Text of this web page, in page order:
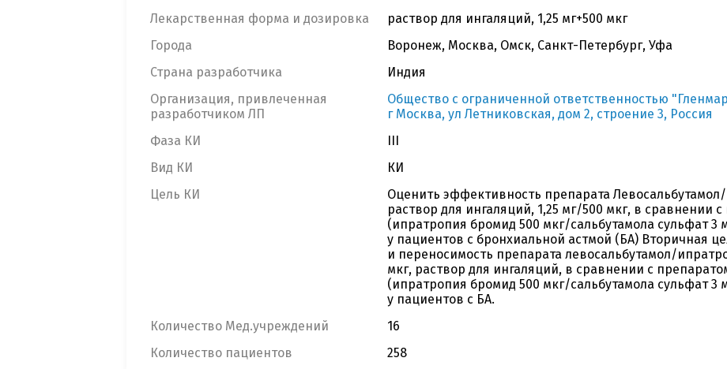
Лекарственная форма и дозировка
раствор для ингаляций, 1,25 мг+500 мкг
Города
Воронеж, Москва, Омск, Санкт-Петербург, Уфа
Страна разработчика
Индия
Организация, привлеченная
разработчиком ЛП
Общество с ограниченной ответственностью
г Москва, ул Летниковская, дом 2, строение 3, Россия
Фаза КИ
III
Вид КИ
КИ
Цель КИ
Оценить эффективность препарата
раствор для ингаляций, 1,25 мг/500 мкг, в сравнении
(ипратропия бромид 500 мкг/сальбутамола сульфат 3
у пациентов с бронхиальной астмой (БА) Вторичная
и переносимость препарата левосальбутамол/
мкг, раствор для ингаляций, в сравнении с
(ипратропия бромид 500 мкг/сальбутамола сульфат 3
у пациентов с БА.
Количество Мед.учреждений
16
Количество пациентов
258